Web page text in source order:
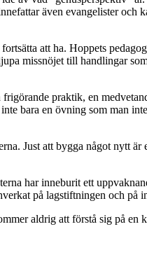
även evangelister och
att ha. Hoppets
missnöjet till handlingar
praktik, en
bara en övning som man
Just att bygga något nytt
har inneburit ett
på lagstiftningen och på
aldrig att förstå sig på